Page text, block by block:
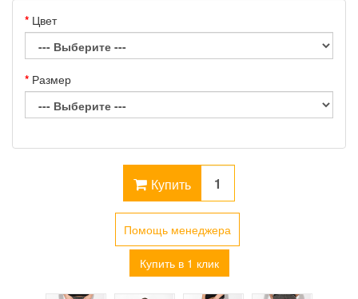
Цвет
Размер
Купить
Помощь менеджера
Купить в 1 клик